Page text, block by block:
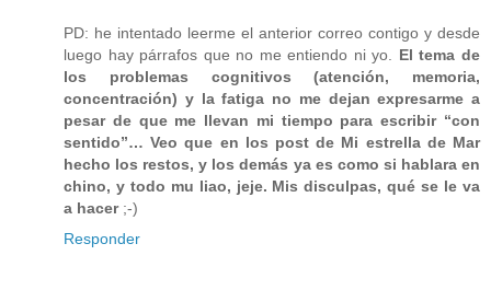
PD: he intentado leerme el anterior correo contigo y desde
luego hay párrafos que no me entiendo ni yo. El tema de
los problemas cognitivos (atención, memoria,
concentración) y la fatiga no me dejan expresarme a
pesar de que me llevan mi tiempo para escribir “con
sentido”… Veo que en los post de Mi estrella de Mar
hecho los restos, y los demás ya es como si hablara en
chino, y todo mu liao, jeje. Mis disculpas, qué se le va
a hacer;-)
Responder